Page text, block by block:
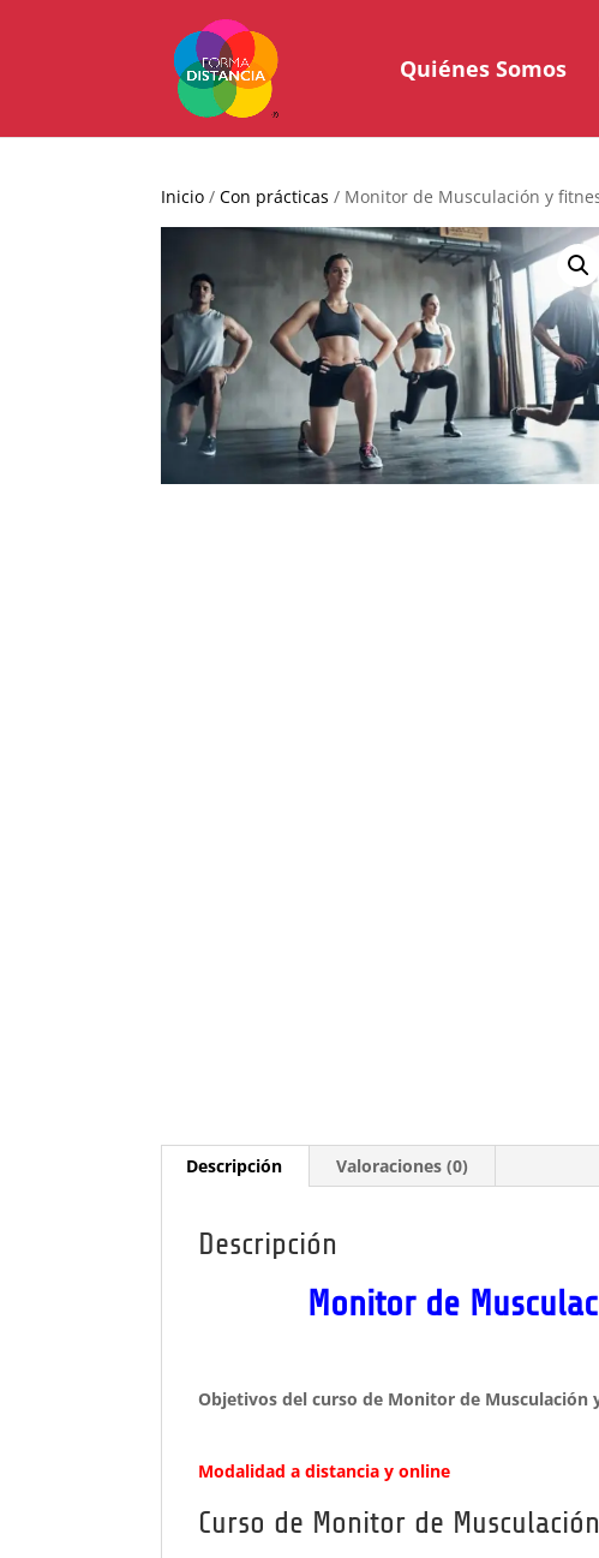
Quiénes Somos
Inicio /Con prácticas / Monitor de Musculación y
Descripción Valoraciones (0)
Descripción
Monitor de
Objetivos del curso de Monitor
Modalidad a distancia y online
Curso de Monitor de